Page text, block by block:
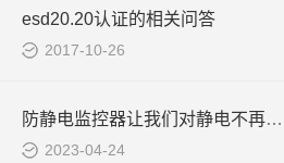
esd20.20认证的相关问答
2017-10-26
防静电监控器让我们对静电不再恐惧
2023-04-24